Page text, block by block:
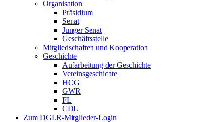
Organisation
Präsidium
Senat
Junger Senat
Geschäftsstelle
Mitgliedschaften und Kooperation
Geschichte
Aufarbeitung der Geschichte
Vereinsgeschichte
HOG
GWR
FL
CDL
Zum DGLR-Mitglieder-Login